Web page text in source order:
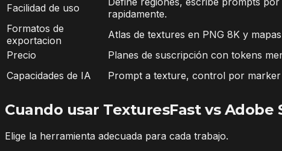
Facilidad de uso
rapidamente.
Formatos de
exportacion
Atlas de textures en PNG 8K y
Precio
Planes de suscripción con tokens
Capacidades de IA
Prompt a texture, control por marker
Cuando usar TexturesFast vs Adobe
Elige la herramienta adecuada para cada trabajo.